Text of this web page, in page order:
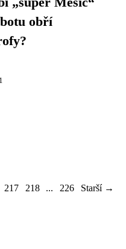
obří
217 218 ... 226 Starší →